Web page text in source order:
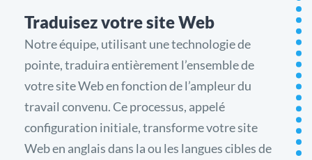
Traduisez votre site Web
Notre équipe, utilisant une technologie de
pointe, traduira entièrement l’ensemble de
votre site Web en fonction de l’ampleur du
travail convenu. Ce processus, appelé
configuration initiale, transforme votre site
Web en anglais dans la ou les langues cibles de